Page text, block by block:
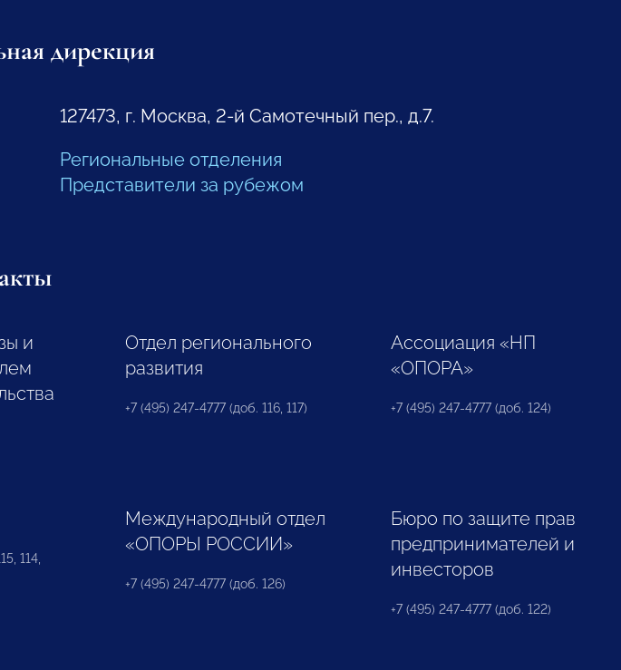
дирекция
127473, г. Москва, 2-й Самотечный пер., д.7.
Региональные отделения
Представители за рубежом
и
Отдел регионального
развития
+7 (495) 247-4777 (доб. 116, 117)
Ассоциация «НП
«ОПОРА»
+7 (495) 247-4777 (доб. 124)
114,
Международный отдел
«ОПОРЫ РОССИИ»
+7 (495) 247-4777 (доб. 126)
Бюро по защите прав
предпринимателей и
инвесторов
+7 (495) 247-4777 (доб. 122)